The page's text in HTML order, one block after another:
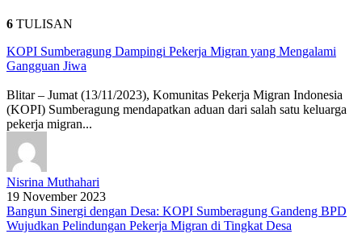
6 TULISAN
KOPI Sumberagung Dampingi Pekerja Migran yang Mengalami
Gangguan Jiwa
Blitar – Jumat (13/11/2023), Komunitas Pekerja Migran Indonesia
(KOPI) Sumberagung mendapatkan aduan dari salah satu keluarga
pekerja migran...
Nisrina Muthahari
19 November 2023
Bangun Sinergi dengan Desa: KOPI Sumberagung Gandeng BPD
Wujudkan Pelindungan Pekerja Migran di Tingkat Desa